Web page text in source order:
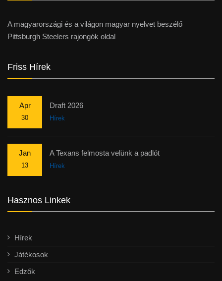
A magyarországi és a világon magyar nyelvet beszélő
Pittsburgh Steelers rajongók oldal
Friss Hírek
Apr
30
Draft 2026
Hírek
Jan
13
A Texans felmosta velünk a padlót
Hírek
Hasznos Linkek
Hírek
Játékosok
Edzők